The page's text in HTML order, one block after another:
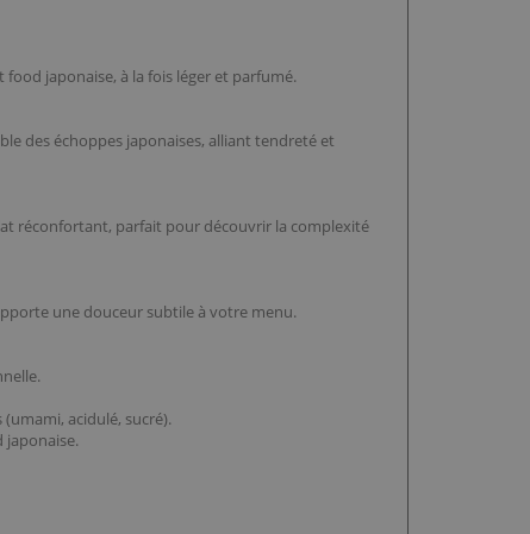
japonaise, à la fois léger et parfumé.
des échoppes japonaises, alliant tendreté et
réconfortant, parfait pour découvrir la complexité
une douceur subtile à votre menu.
acidulé, sucré).
japonaise.